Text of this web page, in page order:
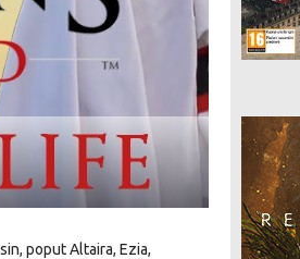
poput Altaira, Ezia,